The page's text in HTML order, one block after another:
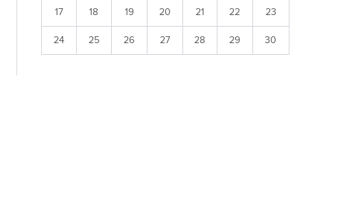
17 18 19 20 21 22 23
24 25 26 27 28 29 30